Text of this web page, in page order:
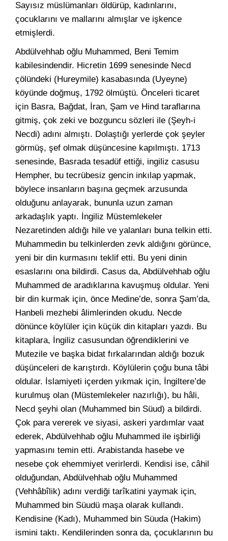
Sayısız müslümanları öldürüp, kadınlarını,
çocuklarını ve mallarını almışlar ve işkence
etmişlerdi.
Abdülvehhab oğlu Muhammed, Beni Temim
kabilesindendir. Hicretin 1699 senesinde Necd
çölündeki (Hureymile) kasabasında (Uyeyne)
köyünde doğmuş, 1792 ölmüştü. Önceleri ticaret
için Basra, Bağdat, İran, Şam ve Hind taraflarına
gitmiş, çok zeki ve bozguncu sözleri ile (Şeyh-i
Necdi) adını almıştı. Dolaştığı yerlerde çok şeyler
görmüş, şef olmak düşüncesine kapılmıştı. 1713
senesinde, Basrada tesadüf ettiği, ingiliz casusu
Hempher, bu tecrübesiz gencin inkılap yapmak,
böylece insanların başına geçmek arzusunda
olduğunu anlayarak, bununla uzun zaman
arkadaşlık yaptı. İngiliz Müstemlekeler
Nezaretinden aldığı hile ve yalanları buna telkin etti.
Muhammedin bu telkinlerden zevk aldığını görünce,
yeni bir din kurmasını teklif etti. Bu yeni dinin
esaslarını ona bildirdi. Casus da, Abdülvehhab oğlu
Muhammed de aradıklarına kavuşmuş oldular. Yeni
bir din kurmak için, önce Medine’de, sonra Şam’da,
Hanbeli mezhebi âlimlerinden okudu. Necde
dönünce köylüler için küçük din kitapları yazdı. Bu
kitaplara, İngiliz casusundan öğrendiklerini ve
Mutezile ve başka bidat fırkalarından aldığı bozuk
düşünceleri de karıştırdı. Köylülerin çoğu buna tâbi
oldular. İslamiyeti içerden yıkmak için, İngiltere’de
kurulmuş olan (Müstemlekeler nazırlığı), bu hâli,
Necd şeyhi olan (Muhammed bin Süud) a bildirdi.
Çok para vererek ve siyasi, askeri yardımlar vaat
ederek, Abdülvehhab oğlu Muhammed ile işbirliği
yapmasını temin etti. Arabistanda hasebe ve
nesebe çok ehemmiyet verirlerdi. Kendisi ise, câhil
olduğundan, Abdülvehhab oğlu Muhammed
(Vehhâbîlik) adını verdiği tarîkatini yaymak için,
Muhammed bin Süudü maşa olarak kullandı.
Kendisine (Kadı), Muhammed bin Süuda (Hakim)
ismini taktı. Kendilerinden sonra da, çocuklarının bu